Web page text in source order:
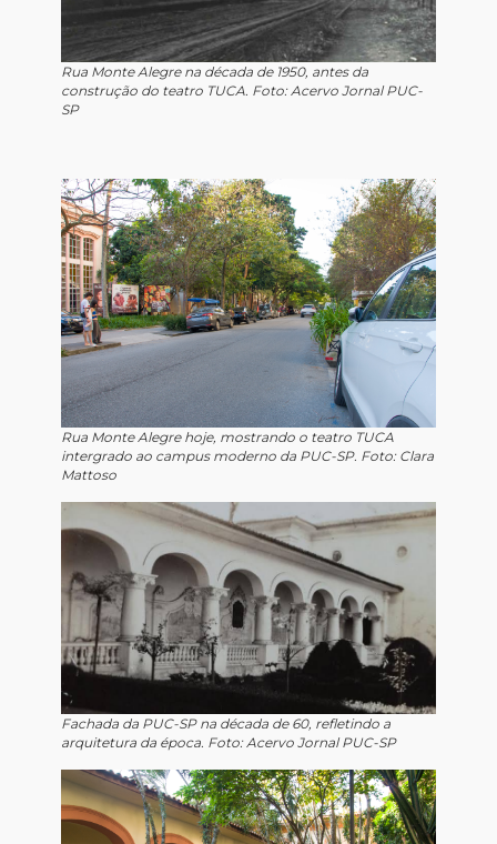
Rua Monte Alegre na década de 1950, antes da
construção do teatro TUCA. Foto: Acervo Jornal PUC-
SP
Rua Monte Alegre hoje, mostrando o teatro TUCA
intergrado ao campus moderno da PUC-SP. Foto: Clara
Mattoso
Fachada da PUC-SP na década de 60, refletindo a
arquitetura da época. Foto: Acervo Jornal PUC-SP